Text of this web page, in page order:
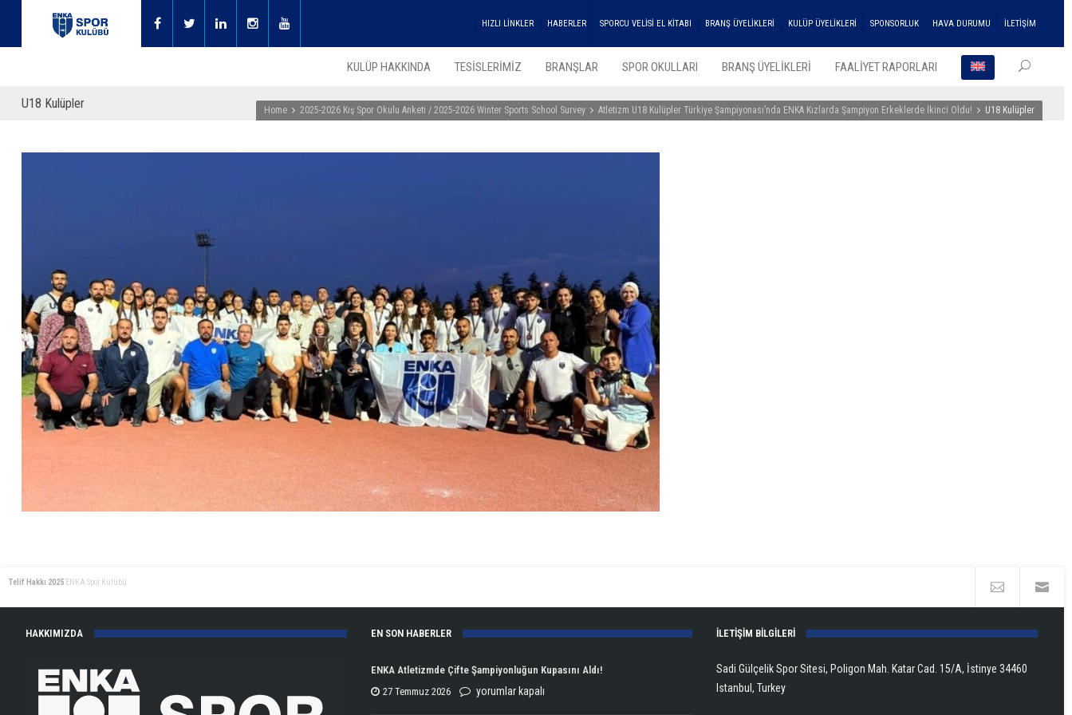
HIZLI LİNKLER HABERLER SPORCU VELİSİ EL KİTABI BRANŞ ÜYELİKLERİ KULÜP ÜYELİKLERİ SPONSORLUK HAVA DURUMU İLETİŞİM
KULÜP HAKKINDA TESİSLERİMİZ BRANŞLAR SPOR OKULLARI BRANŞ ÜYELİKLERİ FAALİYET RAPORLARI
U18 Kulüpler Home 2025-2026 Kış Spor Okulu Anketi / 2025-2026 Winter Sports School Survey Atletizm U18 Kulüpler Türkiye Şampiyonası’nda ENKA Kızlarda Şampiyon Erkeklerde İkinci Oldu! U18 Kulüpler
Telif Hakkı 2025 ENKA Spor Kulübü
HAKKIMIZDA EN SON HABERLER
ENKA Atletizmde Çifte Şampiyonluğun Kupasını Aldı!
27 Temmuz 2026
ENKA
yorumlar kapalı
İLETİŞİM BİLGİLERİ
Sadi Gülçelik Spor Sitesi, Poligon Mah. Katar Cad. 15/A, İstinye 34460
Istanbul, Turkey